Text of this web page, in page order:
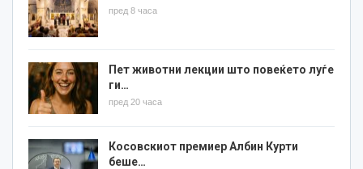
пред 8 часа
Пет животни лекции што повеќето луѓе
ги…
пред 20 часа
Косовскиот премиер Албин Курти
беше…